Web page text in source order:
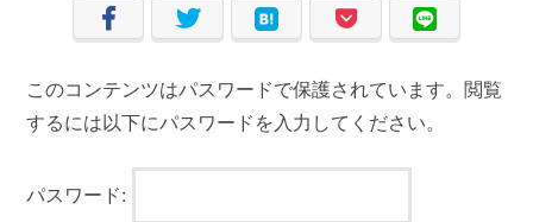
このコンテンツはパスワードで保護されています。閲覧
するには以下にパスワードを入力してください。
パスワード: